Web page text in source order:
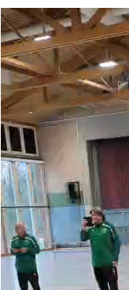
Video-
Player